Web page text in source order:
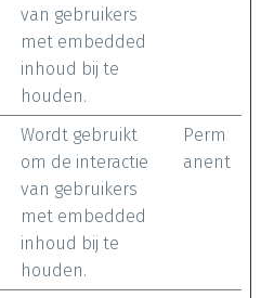
van gebruikers
met embedded
inhoud bij te
houden.
Wordt gebruikt
om de interactie
van gebruikers
met embedded
inhoud bij te
houden.
Perm
anent